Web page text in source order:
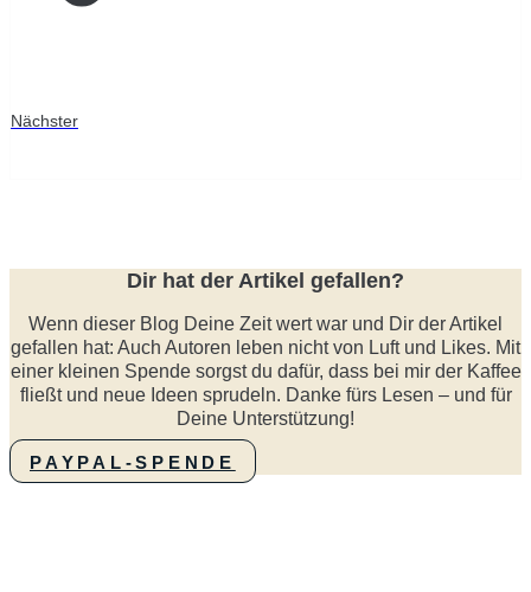
Nächster
Dir hat der Artikel gefallen?
Wenn dieser Blog Deine Zeit wert war und Dir der Artikel
gefallen hat: Auch Autoren leben nicht von Luft und Likes. Mit
einer kleinen Spende sorgst du dafür, dass bei mir der Kaffee
fließt und neue Ideen sprudeln. Danke fürs Lesen – und für
Deine Unterstützung!
PAYPAL-SPENDE